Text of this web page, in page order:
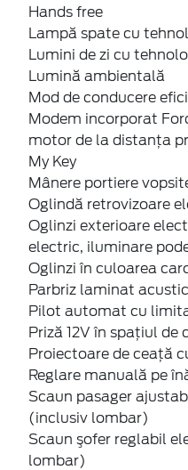
Hands free
Lampă spate cu
Lumini de zi cu
Lumină ambientală
Mod de conducere
Modem incorporat
motor de la distanța
My Key
Mânere portiere
Oglindă retrovizoare
Oglinzi exterioare
electric, iluminare
Oglinzi în culoarea
Parbriz laminat acustic
Pilot automat cu
Priză 12V în spaţiul de
Proiectoare de ceaţă
Reglare manuală pe
Scaun pasager
(inclusiv lombar)
Scaun şofer reglabil
lombar)